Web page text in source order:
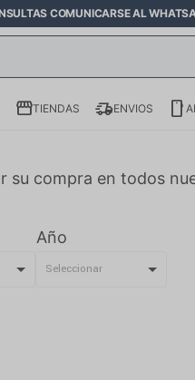
COMUNICARSE AL
TIENDAS ENVIOS
compra en todos
Año